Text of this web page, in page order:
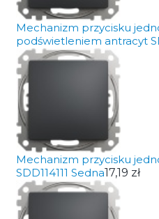
Mechanizm przycisku
podświetleniem antracyt
Mechanizm przycisku
SDD114111 Sedna17,19 zł